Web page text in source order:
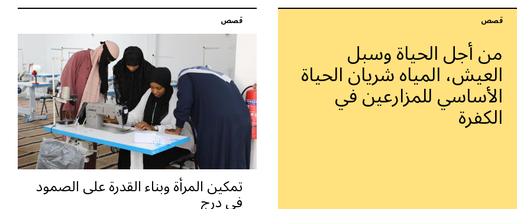
قصص
من أجل الحياة وسبل
العيش، المياه شريان الحياة
الأساسي للمزارعين في
الكفرة
قصص
تمكين المرأة وبناء القدرة على الصمود
في درج